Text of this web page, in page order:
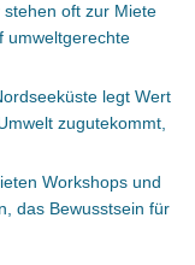
oft zur Miete
umweltgerechte
legt Wert
zugutekommt,
Workshops und
das Bewusstsein für